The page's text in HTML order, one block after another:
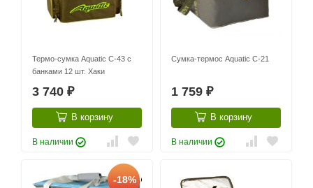
Термо-сумка Aquatic С-43 с
банками 12 шт. Хаки
3 740 ₽
В корзину
В наличии
Сумка-термос Aquatic С-21
1 759 ₽
В корзину
В наличии
-18%